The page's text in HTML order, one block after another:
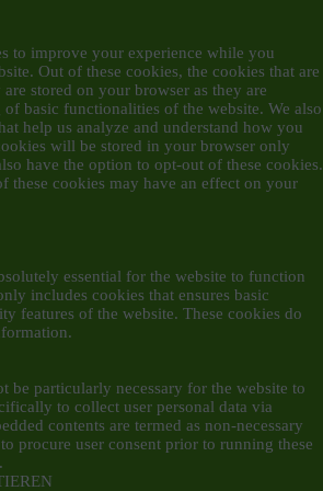
to improve your experience while you
Out of these cookies, the cookies that are
are stored on your browser as they are
basic functionalities of the website. We also
help us analyze and understand how you
will be stored in your browser only
have the option to opt-out of these cookies.
these cookies may have an effect on your
essential for the website to function
includes cookies that ensures basic
features of the website. These cookies do
be particularly necessary for the website to
to collect user personal data via
contents are termed as non-necessary
procure user consent prior to running these